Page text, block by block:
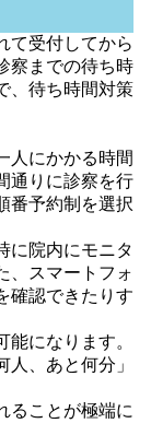
て受付してから
察までの待ち時
、待ち時間対策
人にかかる時間
通りに診察を行
番予約制を選択
に院内にモニタ
、スマートフォ
確認できたりす
になります。
、あと何分」
ることが極端に